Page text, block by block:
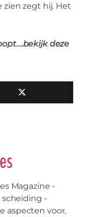
zegt hij. Het
deze
Magazine -
scheiding -
aspecten voor,